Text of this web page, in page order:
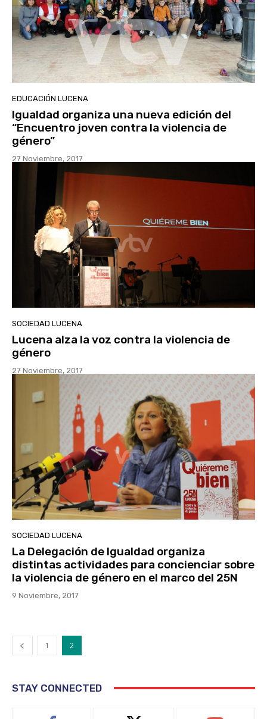
EDUCACIÓN LUCENA
Igualdad organiza una nueva edición del
“Encuentro joven contra la violencia de
género”
27 Noviembre, 2017
SOCIEDAD LUCENA
Lucena alza la voz contra la violencia de
género
27 Noviembre, 2017
SOCIEDAD LUCENA
La Delegación de Igualdad organiza
distintas actividades para concienciar sobre
la violencia de género en el marco del 25N
9 Noviembre, 2017
1 2
STAY CONNECTED